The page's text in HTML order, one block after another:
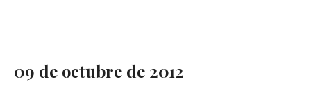
09 de octubre de 2012